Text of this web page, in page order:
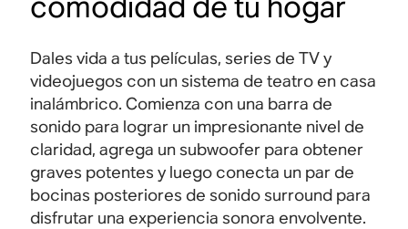
Dales vida a tus películas, series de TV y
videojuegos con un sistema de teatro en casa
inalámbrico. Comienza con una barra de
sonido para lograr un impresionante nivel de
claridad, agrega un subwoofer para obtener
graves potentes y luego conecta un par de
bocinas posteriores de sonido surround para
disfrutar una experiencia sonora envolvente.